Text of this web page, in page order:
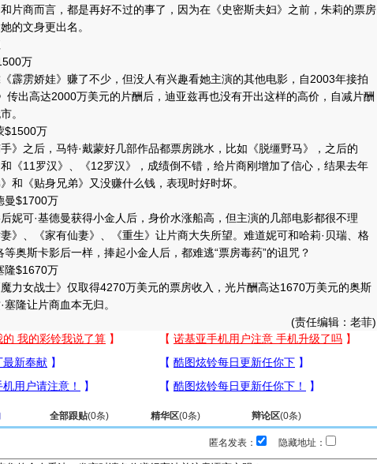
片商而言，都是再好不过的事了，因为在《史密斯夫妇》之前，朱莉的票房
的文身更出名。
万
雳娇娃》赚了不少，但没人有兴趣看她主演的其他电影，自2003年接拍
传出高达2000万美元的片酬后，迪亚兹再也没有开出这样的高价，自减片酬
。
万
之后，马特·戴蒙好几部作品都票房跳水，比如《脱缰野马》，之后的
和《11罗汉》、《12罗汉》，成绩倒不错，给片商刚增加了信心，结果去年
和《贴身兄弟》又没赚什么钱，表现时好时坏。
$1700万
可·基德曼获得小金人后，身价水涨船高，但主演的几部电影都很不理
》、《家有仙妻》、《重生》让片商大失所望。难道妮可和哈莉·贝瑞、格
等奥斯卡影后一样，捧起小金人后，都难逃“票房毒药”的诅咒？
$1670万
女战士》仅取得4270万美元的票房收入，光片酬高达1670万美元的奥斯
塞隆让片商血本无归。
(责任编辑：老菲)
全部跟贴(0条) 精华区(0条) 辩论区(0条)
匿名发表： 隐藏地址：